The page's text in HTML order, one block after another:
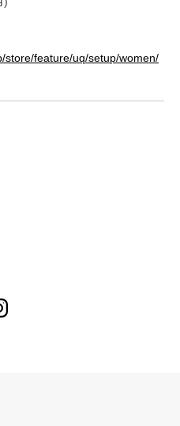
store/feature/uq/setup/women/